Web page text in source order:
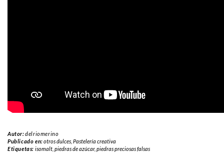
Autor:delriomerino
Publicado en:otros dulces ,Pastelería creativa
Etiquetas: isomalt, piedras de azúcar, piedras preciosas falsas